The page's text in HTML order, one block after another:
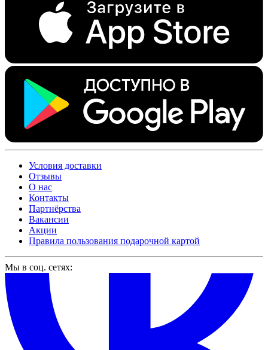
Условия доставки
Отзывы
О нас
Контакты
Партнёрства
Вакансии
Акции
Правила пользования подарочной картой
Мы в соц. сетях: